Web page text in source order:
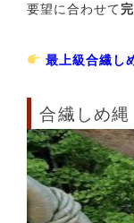
要望に合わせて
最上級合繊し
合繊しめ縄